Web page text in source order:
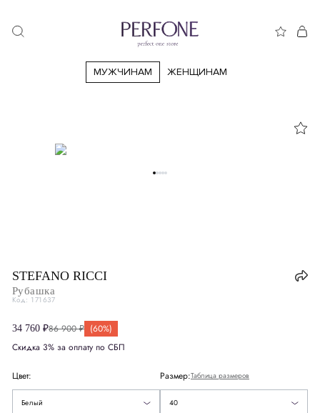
МУЖЧИНАМ ЖЕНЩИНАМ
STEFANO RICCI
Рубашка
Код: 171637
34 760 ₽86 900 ₽ (60%)
Скидка 3% за оплату по СБП
Цвет:
Белый
Размер:Таблица размеров
40
43